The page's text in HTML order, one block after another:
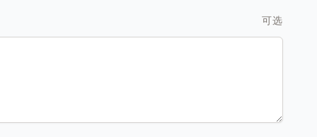
可选